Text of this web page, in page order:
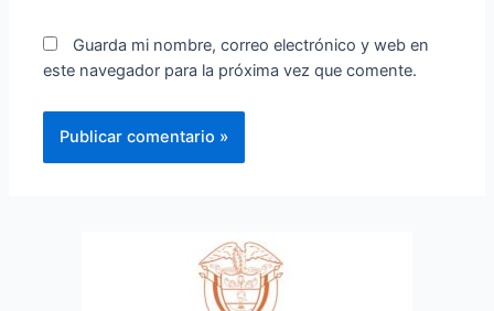
Guarda mi nombre, correo electrónico y web en
este navegador para la próxima vez que comente.